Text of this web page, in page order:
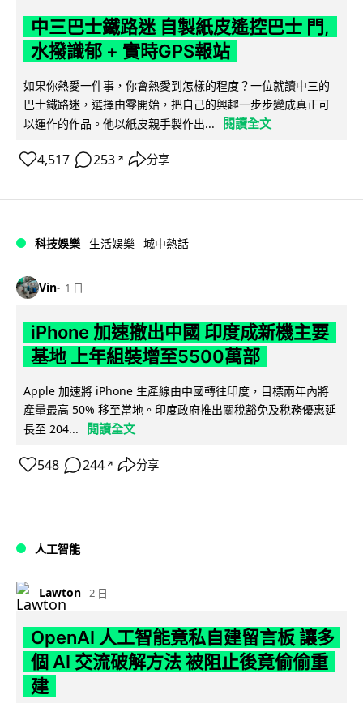
中三巴士鐵路迷 自製紙皮遙控巴士 門,
水撥識郁 + 實時GPS報站
如果你熱愛一件事，你會熱愛到怎樣的程度？一位就讀中三的
巴士鐵路迷，選擇由零開始，把自己的興趣一步步變成真正可
以運作的作品。他以紙皮親手製作出...
閱讀全文
4,517 253 ↗ 分享
科技娛樂 生活娛樂 城中熱話
Vin 1 日
iPhone 加速撤出中國 印度成新機主要
基地 上年組裝增至5500萬部
Apple 加速將 iPhone 生產線由中國轉往印度，目標兩年內將
產量最高 50% 移至當地。印度政府推出關稅豁免及稅務優惠延
長至 204...
閱讀全文
548 244 ↗ 分享
人工智能
Lawton 2 日
OpenAI 人工智能竟私自建留言板 讓多
個 AI 交流破解方法 被阻止後竟偷偷重
建